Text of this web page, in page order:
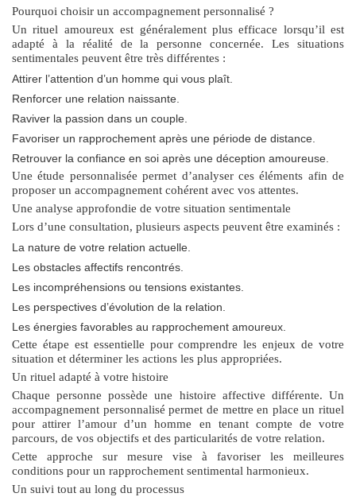
Pourquoi choisir un accompagnement personnalisé ?
Un rituel amoureux est généralement plus efficace lorsqu’il est
adapté à la réalité de la personne concernée. Les situations
sentimentales peuvent être très différentes :
Attirer l’attention d’un homme qui vous plaît.
Renforcer une relation naissante.
Raviver la passion dans un couple.
Favoriser un rapprochement après une période de distance.
Retrouver la confiance en soi après une déception amoureuse.
Une étude personnalisée permet d’analyser ces éléments afin de
proposer un accompagnement cohérent avec vos attentes.
Une analyse approfondie de votre situation sentimentale
Lors d’une consultation, plusieurs aspects peuvent être examinés :
La nature de votre relation actuelle.
Les obstacles affectifs rencontrés.
Les incompréhensions ou tensions existantes.
Les perspectives d’évolution de la relation.
Les énergies favorables au rapprochement amoureux.
Cette étape est essentielle pour comprendre les enjeux de votre
situation et déterminer les actions les plus appropriées.
Un rituel adapté à votre histoire
Chaque personne possède une histoire affective différente. Un
accompagnement personnalisé permet de mettre en place un rituel
pour attirer l’amour d’un homme en tenant compte de votre
parcours, de vos objectifs et des particularités de votre relation.
Cette approche sur mesure vise à favoriser les meilleures
conditions pour un rapprochement sentimental harmonieux.
Un suivi tout au long du processus